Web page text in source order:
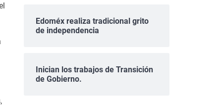
Edoméx realiza tradicional grito
de independencia
Inician los trabajos de Transición
de Gobierno.